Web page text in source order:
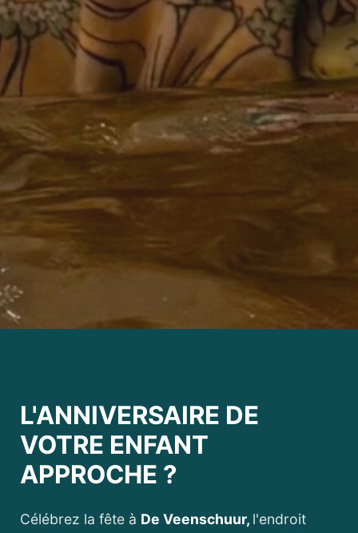
L'ANNIVERSAIRE DE
VOTRE ENFANT
APPROCHE ?
Célébrez la fête à De Veenschuur, l'endroit